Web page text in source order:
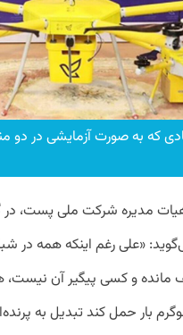
که به صورت آزمایشی در دو
هیات مدیره شرکت ملی پست،
«علی رغم اینکه همه در
مانده و کسی پیگیر آن